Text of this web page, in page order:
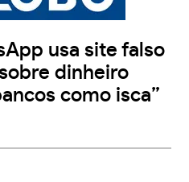
usa site falso
dinheiro
como isca”